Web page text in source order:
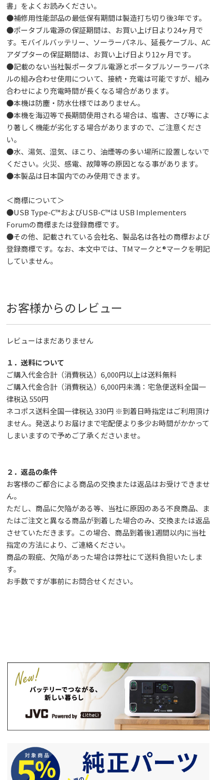
書」をよくお読みください。
●補修用性能部品の最低保有期間は製造打ち切り後3年です。
●ポータブル電源の保証期間は、お買い上げ日より24ヶ月で
す。モバイルバッテリー、ソーラーパネル、延長ケーブル、AC
アダプターの保証期間は、お買い上げ日より12ヶ月です。
●記載のない当社製ポータブル電源とポータブルソーラーパネ
ルの組み合わせ使用について、接続・充電は可能ですが、組み
合わせにより充電時間が長くなる場合があります。
●本機は防塵・防水仕様ではありません。
●本機を海辺等で長期間使用される場合は、塩害、さび等によ
り著しく機能が劣化する場合がありますので、ご注意くださ
い。
●水、湯気、湿気、ほこり、油煙等の多い場所に設置しないで
ください。火災、感電、故障等の原因となる事があります。
●本製品は日本国内でのみ使用できます。
＜商標について＞
●USB Type-C™およびUSB-C™は USB Implementers
Forumの商標または登録商標です。
●その他、記載されている会社名、製品名は各社の商標および
登録商標です。なお、本文中では、TMマークと®マークを明記
していません。
お客様からのレビュー
レビューはまだありません
１．送料について
ご購入代金合計（消費税込）6,000円以上は送料無料
ご購入代金合計（消費税込）6,000円未満：宅急便送料全国一
律税込 550円
ネコポス送料全国一律税込 330円 ※到着日時指定はご利用頂け
ません。発送よりお届けまで宅配便より多少お時間がかかって
しまいますので予めご了承くださいませ。
２．返品の条件
お客様のご都合による商品の交換または返品はお受けできませ
ん。
ただし、 商品に欠陥がある等、当社に原因のある不良商品、ま
たはご注文と異なる商品が到着した場合のみ、交換または返品
させていただきます。この場合、商品到着後1週間以内に当社
指定の方法により、ご連絡ください。
商品の瑕疵、欠陥があった場合は弊社にて送料負担いたしま
す。
お手数ですが事前にお問合せください。